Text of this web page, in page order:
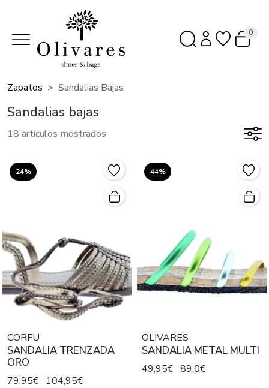
0
Zapatos Sandalias Bajas
Sandalias bajas
18 artículos mostrados
24%
CORFU
SANDALIA TRENZADA
ORO
79,95€ 104,95€
44%
OLIVARES
SANDALIA METAL MULTI
49,95€ 89,0€